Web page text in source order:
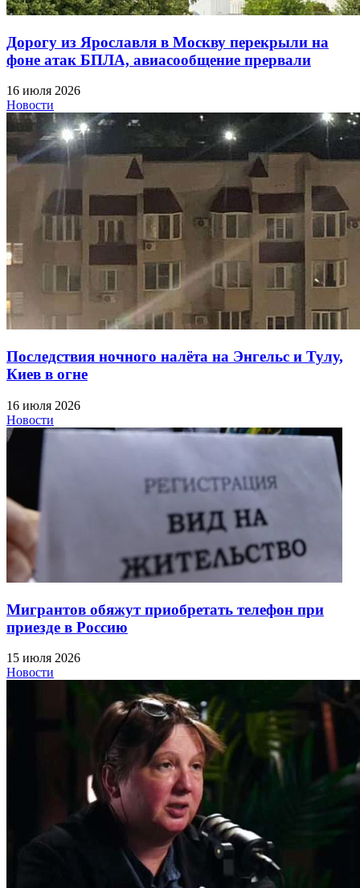
Дорогу из Ярославля в Москву перекрыли на
фоне атак БПЛА, авиасообщение прервали
16 июля 2026
Новости
Последствия ночного налёта на Энгельс и Тулу,
Киев в огне
16 июля 2026
Новости
Мигрантов обяжут приобретать телефон при
приезде в Россию
15 июля 2026
Новости